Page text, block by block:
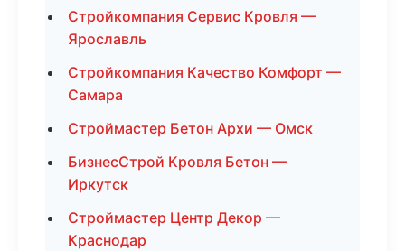
Стройкомпания Сервис Кровля —
Ярославль
Стройкомпания Качество Комфорт —
Самара
Строймастер Бетон Архи — Омск
БизнесСтрой Кровля Бетон —
Иркутск
Строймастер Центр Декор —
Краснодар